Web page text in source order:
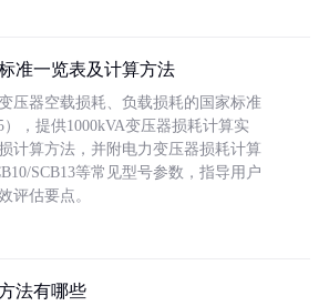
准一览表及计算方法
压器空载损耗、负载损耗的国家标准
），提供1000kVA变压器损耗计算实
计算方法，并附电力变压器损耗计算
SCB13等常见型号参数，指导用户
评估要点。
法有哪些